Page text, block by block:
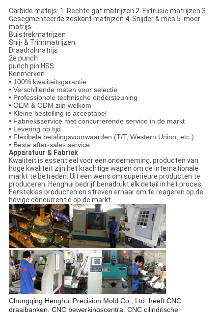
Carbide matrijs: 1. Rechte gat matrijzen 2. Extrusie matrijzen 3.
Gesegmenteerde zeskant matrijzen 4. Snijder & mes 5. moer
matrijs
Buistrekmatrijzen
Snij- & Trimmatrijzen
Draadrolmatrijs
2e punch
punch pin HSS
Kenmerken
• 100% kwaliteitsgarantie
• Verschillende maten voor selectie
• Professionele technische ondersteuning
• OEM & ODM zijn welkom
• Kleine bestelling is acceptabel
• Fabrieksservice met concurrerende service in de markt
• Levering op tijd
• Flexibele betalingsvoorwaarden (T/T, Western Union, etc.)
• Beste after-sales service
Apparatuur & Fabriek
Kwaliteit is essentieel voor een onderneming, producten van
hoge kwaliteit zijn het krachtige wapen om de internationale
markt te betreden. Uit een wens om superieure producten te
produceren. Henghui bedrijf benadrukt elk detail in het proces.
Eersteklas producten en streven ernaar om te reageren op de
hevige concurrentie op de markt.
Chongqing Henghui Precision Mold Co., Ltd. heeft CNC
draaibanken, CNC bewerkingscentra, CNC cilindrische